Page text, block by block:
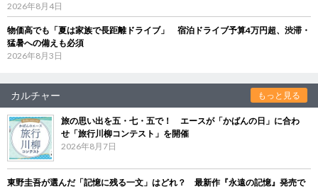
2026年8月4日
物価高でも「夏は家族で長距離ドライブ」 宿泊ドライブ予算4万円超、渋滞・
猛暑への備えも必須
2026年8月3日
カルチャー もっと見る
旅の思い出を五・七・五で！ エースが「かばんの日」に合わ
せ「旅行川柳コンテスト」を開催
2026年8月7日
東野圭吾が選んだ「記憶に残る一文」はどれ？ 最新作『永遠の記憶』発売で